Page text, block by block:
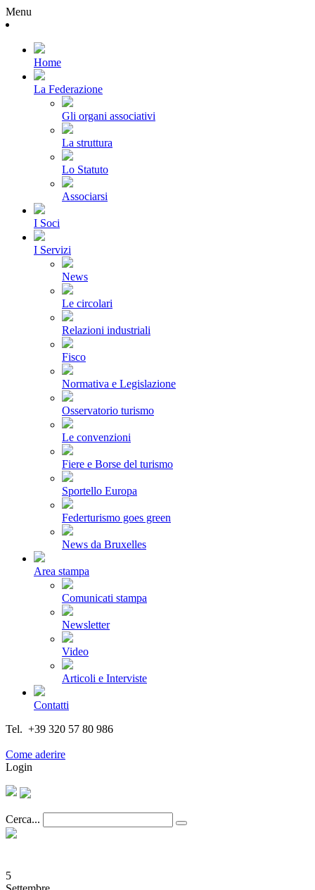
Menu
Home
La Federazione
Gli organi associativi
La struttura
Lo Statuto
Associarsi
I Soci
I Servizi
News
Le circolari
Relazioni industriali
Fisco
Normativa e Legislazione
Osservatorio turismo
Le convenzioni
Fiere e Borse del turismo
Sportello Europa
Federturismo goes green
News da Bruxelles
Area stampa
Comunicati stampa
Newsletter
Video
Articoli e Interviste
Contatti
Tel. +39 320 57 80 986
Come aderire
Login
Cerca...
5